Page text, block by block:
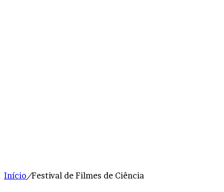
Início/Festival de Filmes de Ciência